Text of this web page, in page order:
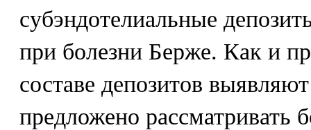
субэндотелиальные
при болезни Берже. Как и
составе депозитов
предложено рассматривать